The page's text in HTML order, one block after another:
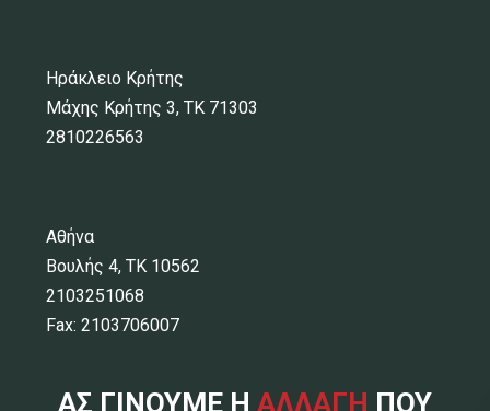
Ηράκλειο Κρήτης
Μάχης Κρήτης 3, ΤΚ 71303
2810226563
Αθήνα
Βουλής 4, ΤΚ 10562
2103251068
Fax: 2103706007
ΑΣ ΓΙΝΟΥΜΕ Η ΑΛΛΑΓΗ ΠΟΥ